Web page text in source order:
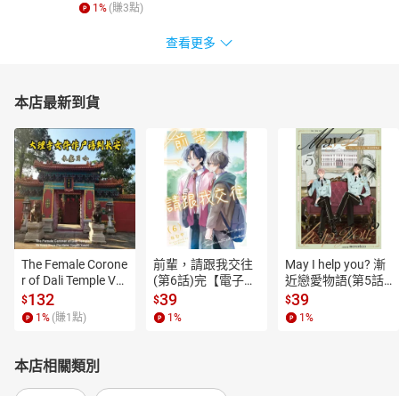
1% (賺3點)
查看更多
本店最新到貨
The Female Corone
r of Dali Temple Vo
l.6【有聲書】
$132
1 % (賺1 點)
前輩，請跟我交往
(第6話)完【電子
書】
$39
1 %
May I help you? 漸
近戀愛物語(第5話)
【電子書】
$39
1 %
本店相關類別